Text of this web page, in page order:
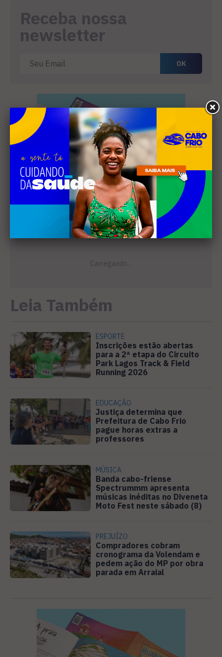
Receba nossa
newsletter
Leia Também
ESPORTE
Inscrições estão abertas
para a 2ª etapa do Circuito
Park Lagos Track & Field
Running 2026
EDUCAÇÃO
Justiça determina que
Prefeitura de Cabo Frio
pague horas extras a
professores
MÚSICA
Banda cabo-friense
Spectrummm apresenta
músicas inéditas no Diveneta
Moto Fest neste sábado (8)
PREJUÍZO
Compradores cobram
cronograma da Volendam e
pedem ação do MP por obra
parada em Arraial